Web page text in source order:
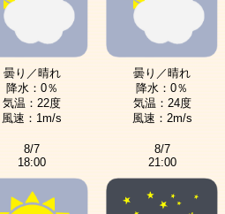
曇り／晴れ
降水：0％
気温：22度
風速：1m/s
曇り／晴れ
降水：0％
気温：24度
風速：2m/s
8/7
18:00
8/7
21:00